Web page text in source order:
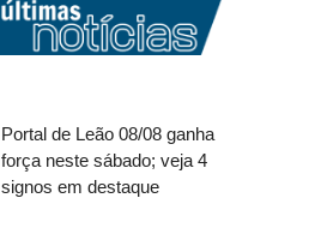
Portal de Leão 08/08 ganha
força neste sábado; veja 4
signos em destaque